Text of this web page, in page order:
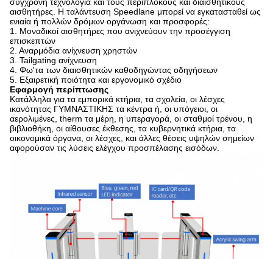
αισθητήρες. Η ταλάντευση Speedlane μπορεί να εγκατασταθεί ως
ενιαία ή πολλών δρόμων οργάνωση και προσφορές:
1. Μοναδικοί αισθητήρες που ανιχνεύουν την προσέγγιση
επισκεπτών
2. Αναρμόδια ανίχνευση χρηστών
3. Tailgating ανίχνευση
4. Φω'τα των διαισθητικών καθοδηγώντας οδηγήσεων
5. Εξαιρετική ποιότητα και εργονομικό σχέδιο
Εφαρμογή περίπτωσης
Κατάλληλα για τα εμπορικά κτήρια, τα σχολεία, οι λέσχες
ικανότητας ΓΥΜΝΑΣΤΙΚΗΣ τα κέντρα ή, οι υπόγειοι, οι
αερολιμένες, therm τα μέρη, η υπεραγορά, οι σταθμοί τρένου, η
βιβλιοθήκη, οι αίθουσες έκθεσης, τα κυβερνητικά κτήρια, τα
οικονομικά όργανα, οι λέσχες, και άλλες θέσεις υψηλών σημείων
αφορούσαν τις λύσεις ελέγχου προσπέλασης εισόδων.